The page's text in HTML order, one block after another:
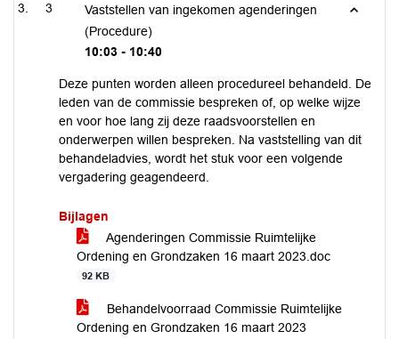
3
Vaststellen van ingekomen agenderingen
(Procedure)
10:03 - 10:40
Deze punten worden alleen procedureel behandeld. De
leden van de commissie bespreken of, op welke wijze
en voor hoe lang zij deze raadsvoorstellen en
onderwerpen willen bespreken. Na vaststelling van dit
behandeladvies, wordt het stuk voor een volgende
vergadering geagendeerd.
Bijlagen
Agenderingen Commissie Ruimtelijke
Ordening en Grondzaken 16 maart 2023.doc
92 KB
Behandelvoorraad Commissie Ruimtelijke
Ordening en Grondzaken 16 maart 2023